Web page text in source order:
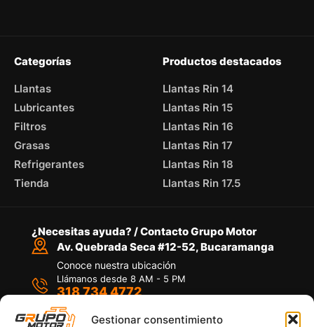
Gestionar consentimiento
Categorías
Llantas
Lubricantes
Filtros
Grasas
Refrigerantes
Tienda
Productos destacados
Llantas Rin 14
Llantas Rin 15
Llantas Rin 16
Llantas Rin 17
Llantas Rin 18
Llantas Rin 17.5
¿Necesitas ayuda? / Contacto Grupo Motor
Av. Quebrada Seca #12-52, Bucaramanga
Conoce nuestra ubicación
Llámanos desde 8 AM - 5 PM
318 734 4772
Por medio de WhatsApp